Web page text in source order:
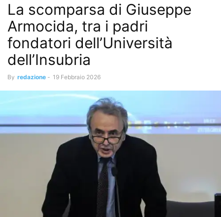
La scomparsa di Giuseppe
Armocida, tra i padri
fondatori dell’Università
dell’Insubria
By redazione - 19 Febbraio 2026